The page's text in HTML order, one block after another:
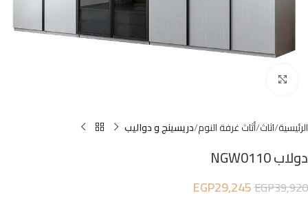
الرئيسية اثاث أثاث غرفة النوم دريسينج و دواليب
دولاب NGW0110
EGP39,920
EGP29,245